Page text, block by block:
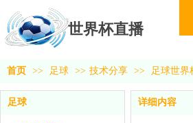
世界杯直播
首页 >> 足球 >> 技术分享 >> 足球世界
足球 详细内容